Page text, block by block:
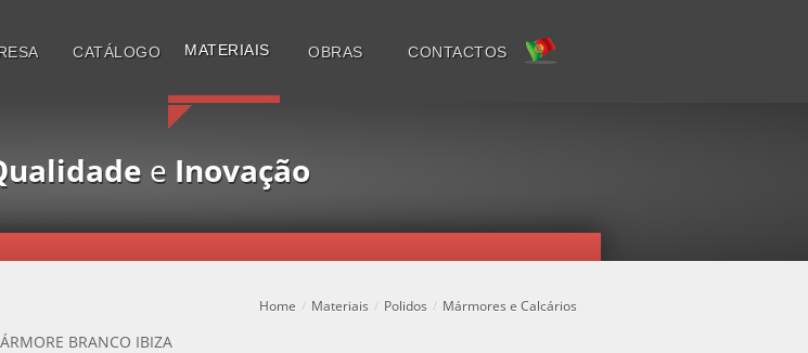
CATÁLOGO MATERIAIS OBRAS CONTACTOS
e Inovação
Home / Materiais / Polidos / Mármores e Calcários
BRANCO IBIZA